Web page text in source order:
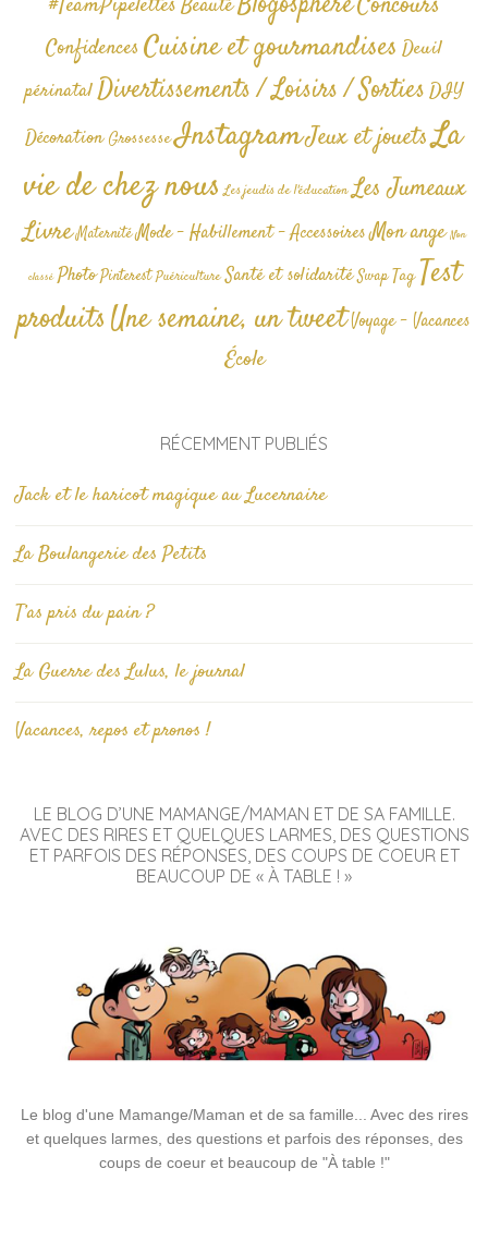
#TeamPipelettes
Confidences Cuisine et gourmandises Deuil
périnatalDivertissements / Loisirs / SortiesDIY
Décoration GrossesseInstagramJeux et jouetsLa
vie de chez nous Les jeudis de l'éducation Les Jumeaux
Livre Maternité Mode - Habillement - AccessoiresMon ange Non
classé Photo Pinterest Puériculture Santé et solidarité Swap TagTest
produitsUne semaine, un tweetVoyage - Vacances
École
RÉCEMMENT PUBLIÉS
Jack et le haricot magique au Lucernaire
La Boulangerie des Petits
T’as pris du pain ?
La Guerre des Lulus, le journal
Vacances, repos et pronos !
LE BLOG D’UNE MAMANGE/MAMAN ET DE SA FAMILLE.
AVEC DES RIRES ET QUELQUES LARMES, DES QUESTIONS
ET PARFOIS DES RÉPONSES, DES COUPS DE COEUR ET
BEAUCOUP DE « À TABLE ! »
Le blog d'une Mamange/Maman et de sa famille... Avec des rires
et quelques larmes, des questions et parfois des réponses, des
coups de coeur et beaucoup de "À table !"